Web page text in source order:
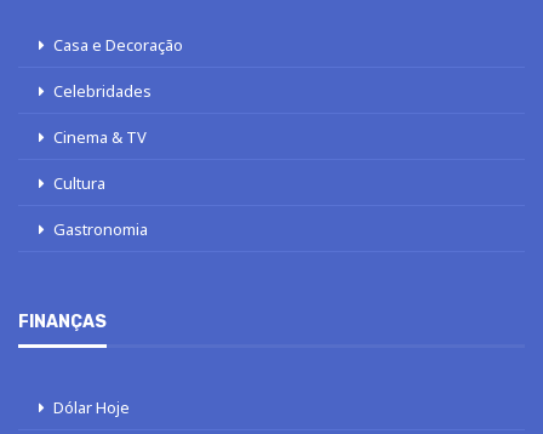
Casa e Decoração
Celebridades
Cinema & TV
Cultura
Gastronomia
FINANÇAS
Dólar Hoje